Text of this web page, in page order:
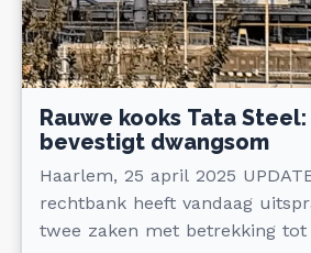
Rauwe kooks Tata
bevestigt dwangsom
Haarlem, 25 april 2025
rechtbank heeft vandaag
twee zaken met betrekking